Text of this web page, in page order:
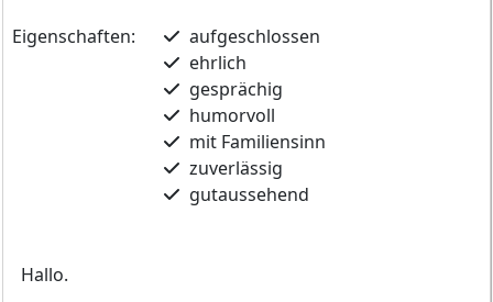
Eigenschaften:
aufgeschlossen
ehrlich
gesprächig
humorvoll
mit Familiensinn
zuverlässig
gutaussehend
Hallo.